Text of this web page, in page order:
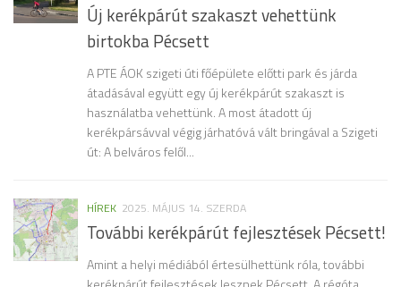
Új kerékpárút szakaszt vehettünk
birtokba Pécsett
A PTE ÁOK szigeti úti főépülete előtti park és járda
átadásával együtt egy új kerékpárút szakaszt is
használatba vehettünk. A most átadott új
kerékpársávval végig járhatóvá vált bringával a Szigeti
út: A belváros felől...
HÍREK 2025. MÁJUS 14. SZERDA
További kerékpárút fejlesztések Pécsett!
Amint a helyi médiából értesülhettünk róla, további